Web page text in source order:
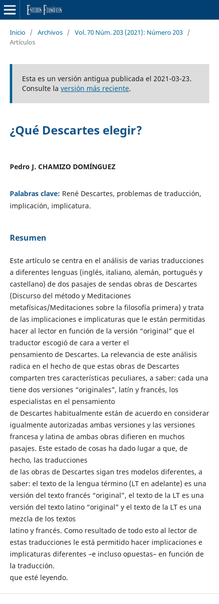
Inicio / Archivos / Vol. 70 Núm. 203 (2021): Número 203 /
Artículos
Esta es un versión antigua publicada el 2021-03-23.
Consulte la versión más reciente.
¿Qué Descartes elegir?
Pedro J. CHAMIZO DOMÍNGUEZ
Palabras clave: René Descartes, problemas de traducción,
implicación, implicatura.
Resumen
Este artículo se centra en el análisis de varias traducciones
a diferentes lenguas (inglés, italiano, alemán, portugués y
castellano) de dos pasajes de sendas obras de Descartes
(Discurso del método y Meditaciones
metafísicas/Meditaciones sobre la filosofía primera) y trata
de las implicaciones e implicaturas que le están permitidas
hacer al lector en función de la versión “original” que el
traductor escogió de cara a verter el
pensamiento de Descartes. La relevancia de este análisis
radica en el hecho de que estas obras de Descartes
comparten tres características peculiares, a saber: cada una
tiene dos versiones “originales”, latín y francés, los
especialistas en el pensamiento
de Descartes habitualmente están de acuerdo en considerar
igualmente autorizadas ambas versiones y las versiones
francesa y latina de ambas obras difieren en muchos
pasajes. Este estado de cosas ha dado lugar a que, de
hecho, las traducciones
de las obras de Descartes sigan tres modelos diferentes, a
saber: el texto de la lengua término (LT en adelante) es una
versión del texto francés “original”, el texto de la LT es una
versión del texto latino “original” y el texto de la LT es una
mezcla de los textos
latino y francés. Como resultado de todo esto al lector de
estas traducciones le está permitido hacer implicaciones e
implicaturas diferentes –e incluso opuestas– en función de
la traducción.
que esté leyendo.